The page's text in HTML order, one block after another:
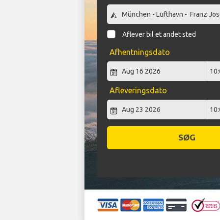
Aflever bil et andet sted
Afhentningsdato
Afleveringsdato
SØG